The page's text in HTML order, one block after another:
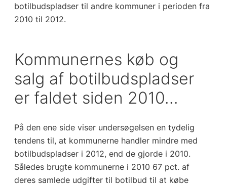
botilbudspladser til andre kommuner i perioden fra
2010 til 2012.
Kommunernes køb og
salg af botilbudspladser
er faldet siden 2010…
På den ene side viser undersøgelsen en tydelig
tendens til, at kommunerne handler mindre med
botilbudspladser i 2012, end de gjorde i 2010.
Således brugte kommunerne i 2010 67 pct. af
deres samlede udgifter til botilbud til at købe